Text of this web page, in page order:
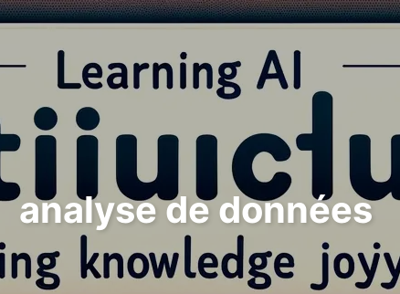
Rechercher Accueil Archives
analyse de données